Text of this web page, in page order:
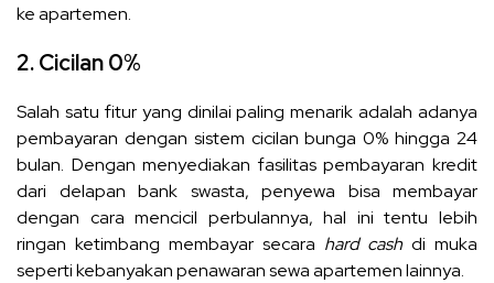
ke apartemen.
2. Cicilan 0%
Salah satu fitur yang dinilai paling menarik adalah adanya
pembayaran dengan sistem cicilan bunga 0% hingga 24
bulan. Dengan menyediakan fasilitas pembayaran kredit
dari delapan bank swasta, penyewa bisa membayar
dengan cara mencicil perbulannya, hal ini tentu lebih
ringan ketimbang membayar secara hard cashdi muka
seperti kebanyakan penawaran sewa apartemen lainnya.